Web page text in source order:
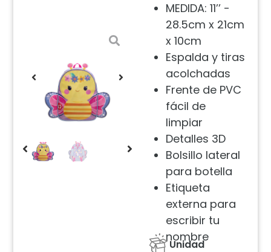
MEDIDA: 11’’ -
28.5cm x 21cm
x 10cm
Espalda y tiras
acolchadas
Frente de PVC
fácil de
limpiar
Detalles 3D
Bolsillo lateral
para botella
Etiqueta
externa para
escribir tu
nombre
Unidad